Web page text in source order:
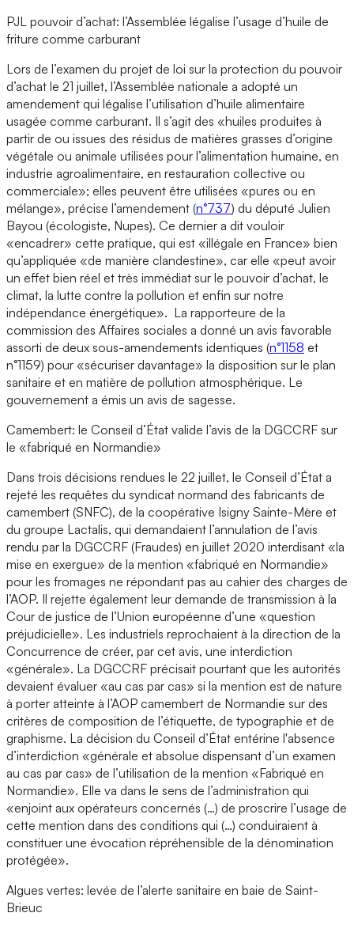
PJL pouvoir d’achat: l’Assemblée légalise l’usage d’huile de
friture comme carburant
Lors de l’examen du projet de loi sur la protection du pouvoir
d’achat le 21 juillet, l’Assemblée nationale a adopté un
amendement qui légalise l’utilisation d’huile alimentaire
usagée comme carburant. Il s’agit des «huiles produites à
partir de ou issues des résidus de matières grasses d’origine
végétale ou animale utilisées pour l’alimentation humaine, en
industrie agroalimentaire, en restauration collective ou
commerciale»; elles peuvent être utilisées «pures ou en
mélange», précise l’amendement (n°737) du député Julien
Bayou (écologiste, Nupes). Ce dernier a dit vouloir
«encadrer» cette pratique, qui est «illégale en France» bien
qu’appliquée «de manière clandestine», car elle «peut avoir
un effet bien réel et très immédiat sur le pouvoir d’achat, le
climat, la lutte contre la pollution et enfin sur notre
indépendance énergétique». La rapporteure de la
commission des Affaires sociales a donné un avis favorable
assorti de deux sous-amendements identiques (n°1158 et
n°1159) pour «sécuriser davantage» la disposition sur le plan
sanitaire et en matière de pollution atmosphérique. Le
gouvernement a émis un avis de sagesse.
Camembert: le Conseil d’État valide l’avis de la DGCCRF sur
le «fabriqué en Normandie»
Dans trois décisions rendues le 22 juillet, le Conseil d’État a
rejeté les requêtes du syndicat normand des fabricants de
camembert (SNFC), de la coopérative Isigny Sainte-Mère et
du groupe Lactalis, qui demandaient l’annulation de l’avis
rendu par la DGCCRF (Fraudes) en juillet 2020 interdisant «la
mise en exergue» de la mention «fabriqué en Normandie»
pour les fromages ne répondant pas au cahier des charges de
l’AOP. Il rejette également leur demande de transmission à la
Cour de justice de l’Union européenne d’une «question
préjudicielle». Les industriels reprochaient à la direction de la
Concurrence de créer, par cet avis, une interdiction
«générale». La DGCCRF précisait pourtant que les autorités
devaient évaluer «au cas par cas» si la mention est de nature
à porter atteinte à l’AOP camembert de Normandie sur des
critères de composition de l’étiquette, de typographie et de
graphisme. La décision du Conseil d’État entérine l'absence
d’interdiction «générale et absolue dispensant d’un examen
au cas par cas» de l’utilisation de la mention «Fabriqué en
Normandie». Elle va dans le sens de l’administration qui
«enjoint aux opérateurs concernés (…) de proscrire l’usage de
cette mention dans des conditions qui (…) conduiraient à
constituer une évocation répréhensible de la dénomination
protégée».
Algues vertes: levée de l’alerte sanitaire en baie de Saint-
Brieuc